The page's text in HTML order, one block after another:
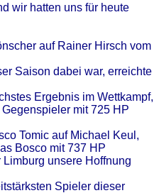
wir hatten uns für heute
auf Rainer Hirsch vom
Saison dabei war, erreichte
Ergebnis im Wettkampf,
mit 725 HP
Tomic auf Michael Keul,
Bosco mit 737 HP
unsere Hoffnung
Spieler dieser